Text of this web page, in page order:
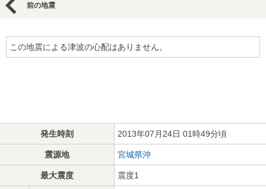
前の地震
この地震による津波の心配はありません。
発生時刻 2013年07月24日 01時49分頃
震源地 宮城県沖
最大震度 震度1